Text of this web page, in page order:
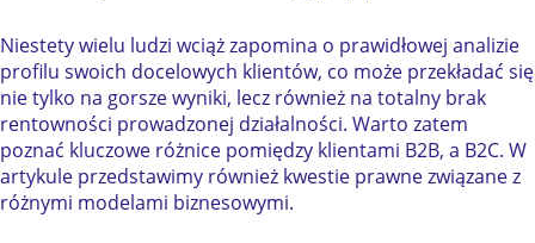
Niestety wielu ludzi wciąż zapomina o prawidłowej analizie
profilu swoich docelowych klientów, co może przekładać się
nie tylko na gorsze wyniki, lecz również na totalny brak
rentowności prowadzonej działalności. Warto zatem
poznać kluczowe różnice pomiędzy klientami B2B, a B2C. W
artykule przedstawimy również kwestie prawne związane z
różnymi modelami biznesowymi.